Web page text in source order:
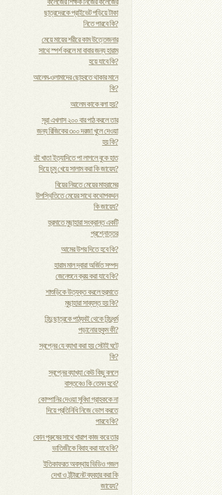
কলেজের শিক্ষক নিজের কলেজের
ছাত্রদেরকে প্রাইভেট পড়িয়ে টাকা
নিতে পারবে কি?
মেয়ে মায়ের শরীরে কাম উত্তেজনার
সাথে স্পর্শ করলে মা বাবার জন্য হারাম
হয়ে যাবে কি?
আলেম-ওলামাদের ছোহবতে থাকার মানে
কি?
আলেম কাকে বলা হয়?
সূরা এখলাস ২০০ বার পাঠ করলে তার
জন্য রিজিকের ৩০০ দরজা খুলে দেওয়া
হয় কি?
ব‌ই খাতা ইত্যাদিতে পা লাগলে বুকে হাত
দিয়ে চুমু খেয়ে সালাম করা কি জায়েয?
বিয়ের নিয়তে মেয়ের মাহরামের
উপস্থিতিতে মেয়ের সাথে কথোপকথন
কি জায়েয?
হুরমাতে মুছাহারা সংক্রান্ত একটি
প্রশ্নোত্তর
আমের উশর দিতে হবে কি?
হারাম মাল দ্বারা অর্জিত সম্পদ
জেনেশুনে ক্রয় করা যাবে কি?
শাশুড়িকে উত্যক্ত করলে হুরমাতে
মুছাহারা সাব্যস্ত হয় কি?
হিন্দু ছাত্রকে পাঠ্যবই থেকে হিন্দুধর্ম
পড়ানোর হুকুম কী?
স্বপ্নের যে ব্যাখা করা হয় সেটাই ঘটে
কি?
স্বপ্নের ব্যাখ্যা কেউ কিছু বললে
বাস্তবেও কি তেমন হবে?
কোম্পানির দেওয়া সুবিধা গ্রাহককে না
দিয়ে প্রতিনিধি নিজে ভোগ করতে
পারবে কি?
কোন পুরুষের সাথে খারাপ কাজ করে তার
ভাতিজীকে বিবাহ করা যাবে কি?
ইতিকাফরত অবস্থায় ভিডিও গজল
দেখা ও ইন্টারনেট ব্যবহার করা কি
জায়েয?